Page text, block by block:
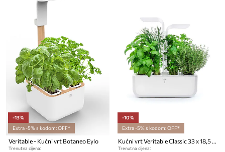
-13%
Extra -5% s kodom: OFF*
Veritable - Kućni vrt Botaneo Eylo
Trenutna cijena:
-10%
Extra -5% s kodom: OFF*
Kućni vrt Veritable Classic 33 x 18,5 x 45 cm
Trenutna cijena: